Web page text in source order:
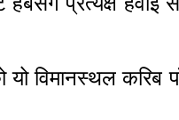
विमानस्थल करिब